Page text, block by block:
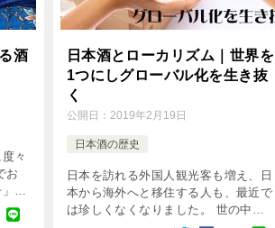
酒
々
お
で
と
知
日本酒とローカリズム｜世界を
1つにしグローバル化を生き抜
く
公開日： 2019年2月19日
日本酒の歴史
日本を訪れる外国人観光客も増え、日
本から海外へと移住する人も、最近で
は珍しくなくなりました。 世の中の